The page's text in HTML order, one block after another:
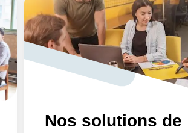
Nos solutions de